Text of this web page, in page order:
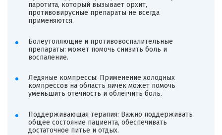
паротита, который вызывает орхит,
противовирусные препараты не всегда
применяются.
Болеутоляющие и противовоспалительные
препараты: может помочь снизить боль и
воспаление.
Ледяные компрессы: Применение холодных
компрессов на область яичек может помочь
уменьшить отечность и облегчить боль.
Поддерживающая терапия: Важно поддерживать
общее состояние пациента, обеспечивать
достаточное питье и отдых.